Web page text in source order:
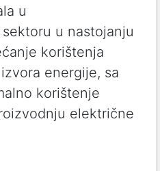
u
u nastojanju
korištenja
energije, sa
korištenje
električne